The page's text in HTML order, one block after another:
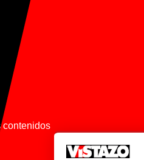
contenidos